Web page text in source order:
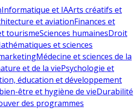
Informatique et IAArts créatifs et
et aviationFinances et
tourismeSciences humainesDroit
et sciences
Médecine et sciences de la
et de la viePsychologie et
éducation et développement
être et hygiène de vieDurabilité
des programmes